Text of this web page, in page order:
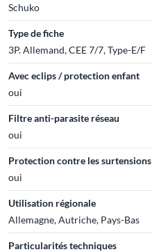
Schuko
Type de fiche
3P. Allemand, CEE 7/7, Type-E/F
Avec eclips / protection enfant
oui
Filtre anti-parasite réseau
oui
Protection contre les surtensions
oui
Utilisation régionale
Allemagne, Autriche, Pays-Bas
Particularités techniques